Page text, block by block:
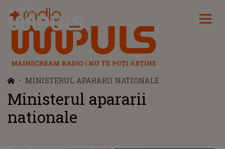
Radio Impuls
MINISTERUL APARARII NATIONALE
Ministerul apararii
nationale